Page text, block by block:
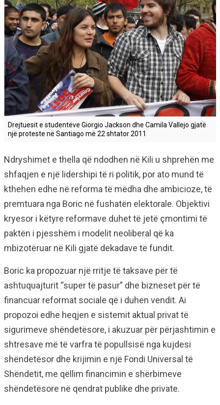
Drejtuesit e studentëve Giorgio Jackson dhe Camila Vallejo gjatë
një proteste në Santiago më 22 shtator 2011
Ndryshimet e thella që ndodhen në Kili u shprehën me
shfaqjen e një lidershipi të ri politik, por ato mund të
kthehen edhe në reforma të mëdha dhe ambicioze, të
premtuara nga Boric në fushatën elektorale. Objektivi
kryesor i këtyre reformave duhet të jetë çmontimi të
paktën i pjesshëm i modelit neoliberal që ka
mbizotëruar në Kili gjatë dekadave të fundit.
Boric ka propozuar një rritje të taksave për të
ashtuquajturit “super të pasur” dhe bizneset për të
financuar reformat sociale që i duhen vendit. Ai
propozoi edhe heqjen e sistemit aktual privat të
sigurimeve shëndetësore, i akuzuar për përjashtimin e
shtresave më të varfra të popullsisë nga kujdesi
shëndetësor dhe krijimin e një Fondi Universal të
Shëndetit, me qëllim financimin e shërbimeve
shëndetësore në qendrat publike dhe private.